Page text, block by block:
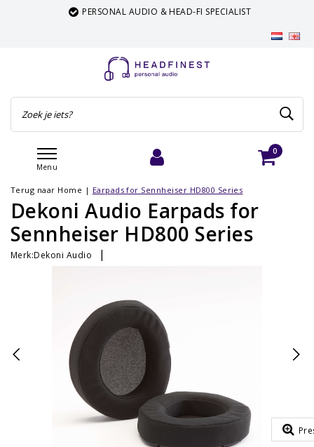
PERSONAL AUDIO & HEAD-FI SPECIALIST
Menu
0
Terug naar Home | Earpads for Sennheiser HD800 Series
Dekoni Audio Earpads for
Sennheiser HD800 Series
Merk:Dekoni Audio |